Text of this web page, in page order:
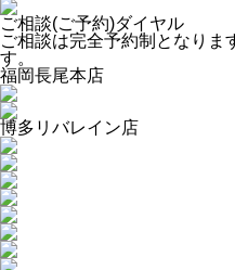
ご相談(ご予約)ダイヤル
ご相談は完全予約制となりま
す。
福岡長尾本店
博多リバレイン店